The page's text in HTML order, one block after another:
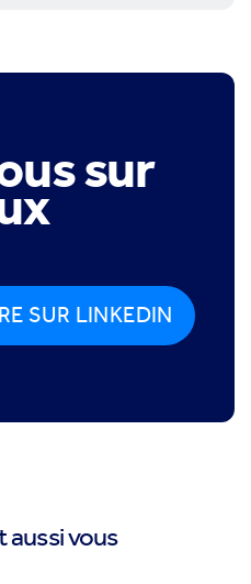
sur
SUR LINKEDIN
aussi vous